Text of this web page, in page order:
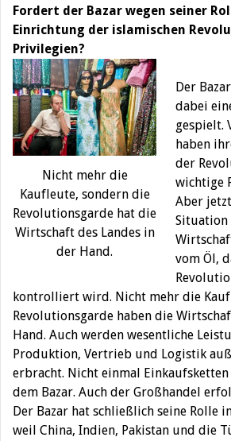
Fordert der Bazar wegen seiner
Einrichtung der islamischen
Privilegien?
Nicht mehr die
Kaufleute, sondern die
Revolutionsgarde hat die
Wirtschaft des Landes in
der Hand.
Der
dabei
gespielt.
haben
der
wichtige
Aber
Situation
vom Öl,
kontrolliert wird. Nicht mehr die
Revolutionsgarde haben die
Hand. Auch werden wesentliche
Produktion, Vertrieb und Logistik
erbracht. Nicht einmal
dem Bazar. Auch der Großhandel
Der Bazar hat schließlich seine Rolle
weil China, Indien, Pakistan und die